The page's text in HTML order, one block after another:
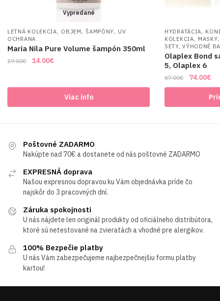
Vypredané
LETNÁ KOLEKCIA, OBJEM , ŠAMPÓNY, UV
OCHRANA
Maria Nila Pure Volume šampón 350ml
19.00€
Original
14.00€Current
14.00€.Viac info
HYDRATÁCIA,
KOLEKCIA, MASKY
SETY, VÝHODNÉ
Olaplex Bond
5, Olaplex 6
87.00€
Original
price
87.00€.
74.00€
is:
Poštovné ZADARMO
Nakúpte nad 70€ a dostanete od nás poštovné ZADARMO
EXPRESNÁ doprava
Našou expresnou dopravou ku Vám objednávka príde čo
najskôr do 3 pracovných dní.
Záruka spokojnosti
U nás nájdete len originál produkty od oficiálneho distribútora,
ktoré sú netestované na zvieratách a vhodné pre alergikov.
100% Bezpečie platby
U nás Vám zabezpečujeme najbezpečnejšiu formu platby
kartou!